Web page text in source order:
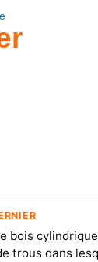
bois
trous dans